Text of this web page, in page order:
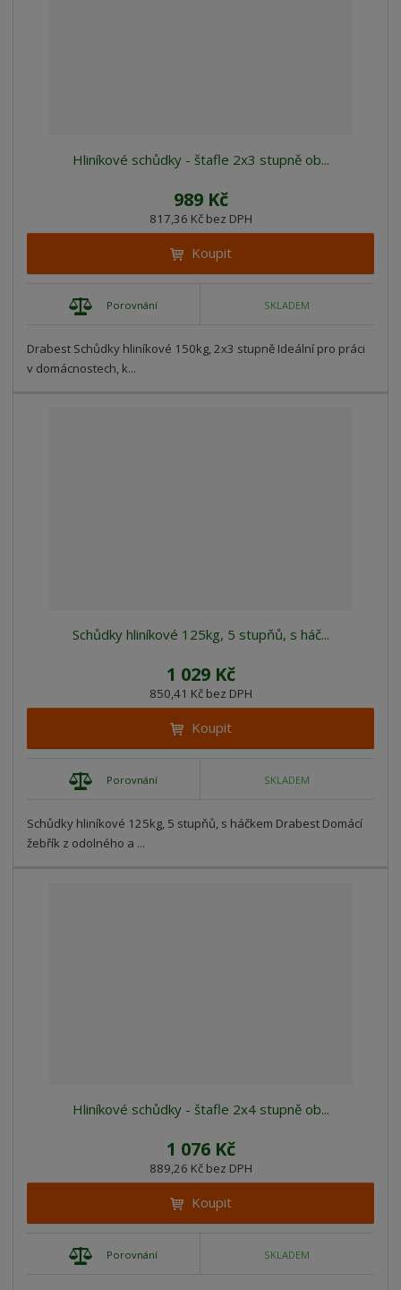
Hliníkové schůdky - štafle 2x3 stupně ob...
989 Kč
817,36 Kč bez DPH
Koupit
Porovnání SKLADEM
Drabest Schůdky hliníkové 150kg, 2x3 stupně Ideální pro práci
v domácnostech, k...
Schůdky hliníkové 125kg, 5 stupňů, s háč...
1 029 Kč
850,41 Kč bez DPH
Koupit
Porovnání SKLADEM
Schůdky hliníkové 125kg, 5 stupňů, s háčkem Drabest Domácí
žebřík z odolného a ...
Hliníkové schůdky - štafle 2x4 stupně ob...
1 076 Kč
889,26 Kč bez DPH
Koupit
Porovnání SKLADEM